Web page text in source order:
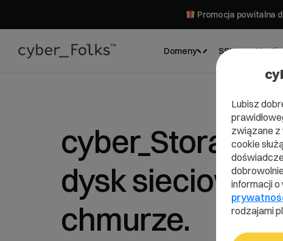
Promocja powitalna
Domeny SSL
cyber_Storage.
dysk sieciowy
chmurze.
Lubisz
związane z
cookie
informacji
rodzajami